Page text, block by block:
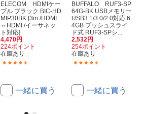
ELECOM HDMIケー
ブル ブラック BIC-HD
MIP30BK [3m /HDMI
⇔HDMI /イーサネッ
ト対応]
4,470円
224ポイント
在庫あり
一緒に買う
BUFFALO RUF3-SP
64G-BK USBメモリー
USB3.1/3.0/2.0対応 6
4GB プッシュスライ
ド式 RUF3-SPシ...
2,532円
254ポイント
在庫あり
一緒に買う